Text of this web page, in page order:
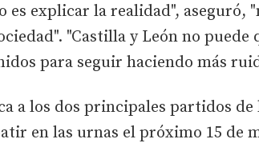
es explicar la realidad", aseguró,
"Castilla y León no
para seguir haciendo más
a los dos principales partidos
en las urnas el próximo 15 de